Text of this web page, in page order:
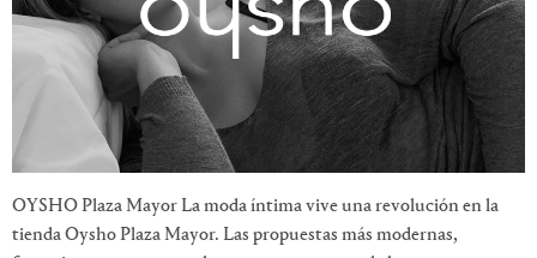
OYSHO Plaza Mayor La moda íntima vive una revolución en la
tienda Oysho Plaza Mayor. Las propuestas más modernas,